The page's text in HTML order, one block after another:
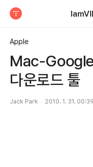
Apple
Mac-
다운로드 툴
Jack Park 2010. 1. 31. 00:39